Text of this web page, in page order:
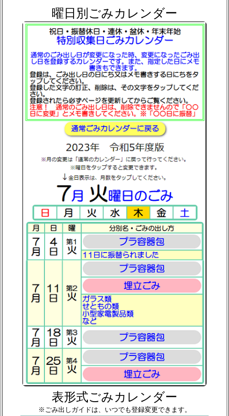
曜日別ごみカレンダー
表形式ごみカレンダー
※ごみ出しガイドは、いつでも登録変更できます。